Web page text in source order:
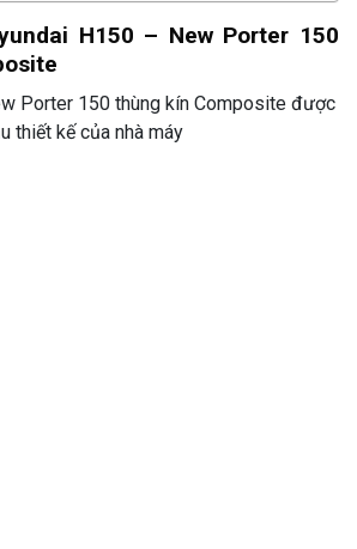
H150 – New Porter 150
Porter 150 thùng kín Composite được
thiết kế của nhà máy